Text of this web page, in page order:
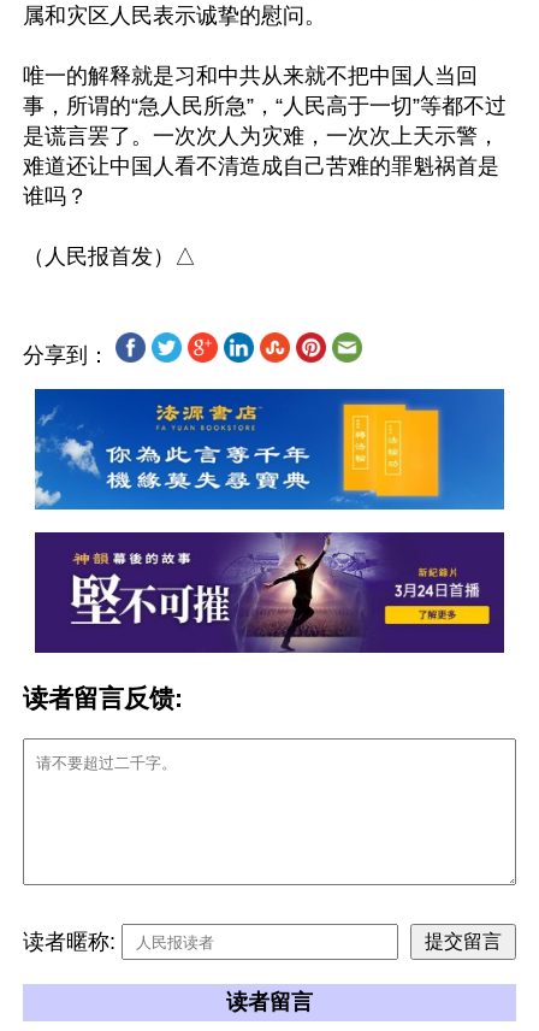
属和灾区人民表示诚挚的慰问。
唯一的解释就是习和中共从来就不把中国人当回
事，所谓的“急人民所急”，“人民高于一切”等都不过
是谎言罢了。一次次人为灾难，一次次上天示警，
难道还让中国人看不清造成自己苦难的罪魁祸首是
谁吗？
分享到：
读者留言反馈:
读者暱称:
读者留言